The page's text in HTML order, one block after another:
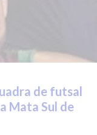
de futsal
Mata Sul de